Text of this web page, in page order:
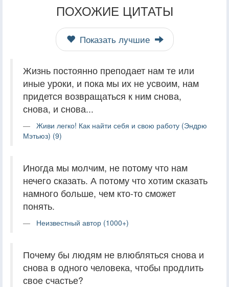
ПОХОЖИЕ ЦИТАТЫ
Показать лучшие
Жизнь постоянно преподает нам те или
иные уроки, и пока мы их не усвоим, нам
придется возвращаться к ним снова,
снова, и снова...
Живи легко! Как найти себя и свою работу (Эндрю
Мэтьюз) (9)
Иногда мы молчим, не потому что нам
нечего сказать. А потому что хотим сказать
намного больше, чем кто-то сможет
понять.
Неизвестный автор (1000+)
Почему бы людям не влюбляться снова и
снова в одного человека, чтобы продлить
свое счастье?